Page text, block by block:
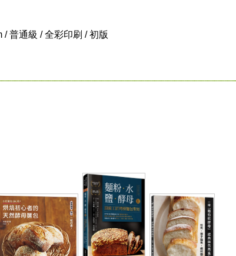
/ 普通級 / 全彩印刷 / 初版